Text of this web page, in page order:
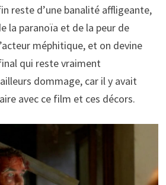
reste d’une banalité affligeante,
la paranoïa et de la peur de
méphitique, et on devine
qui reste vraiment
dommage, car il y avait
avec ce film et ces décors.